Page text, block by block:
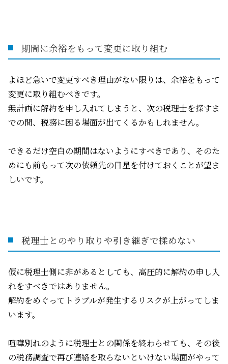
期間に余裕をもって変更に取り組む
よほど急いで変更すべき理由がない限りは、余裕をもって
変更に取り組むべきです。
無計画に解約を申し入れてしまうと、次の税理士を探すま
での間、税務に困る場面が出てくるかもしれません。
できるだけ空白の期間はないようにすべきであり、そのた
めにも前もって次の依頼先の目星を付けておくことが望ま
しいです。
税理士とのやり取りや引き継ぎで揉めない
仮に税理士側に非があるとしても、高圧的に解約の申し入
れをすべきではありません。
解約をめぐってトラブルが発生するリスクが上がってしま
います。
喧嘩別れのように税理士との関係を終わらせても、その後
の税務調査で再び連絡を取らないといけない場面がやって